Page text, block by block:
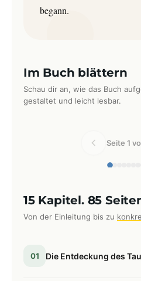
begann.
Im Buch blättern
Schau dir an, wie das Buch
gestaltet und leicht lesbar.
Seite 1
15 Kapitel. 85
Von der Einleitung bis zu
01 Die Entdeckung des